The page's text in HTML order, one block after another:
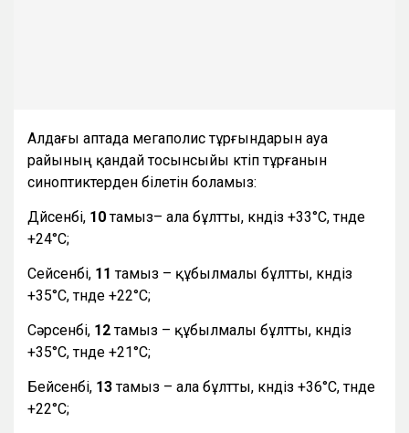
Алдағы аптада мегаполис тұрғындарын ауа
райының қандай тосынсыйы күтіп тұрғанын
синоптиктерден білетін боламыз:
Дүйсенбі, 10тамыз– ала бұлтты, күндіз +33°С, түнде
+24°С;
Сейсенбі, 11тамыз – құбылмалы бұлтты, күндіз
+35°С, түнде +22°С;
Сәрсенбі, 12тамыз – құбылмалы бұлтты, күндіз
+35°С, түнде +21°С;
Бейсенбі, 13тамыз – ала бұлтты, күндіз +36°С, түнде
+22°С;